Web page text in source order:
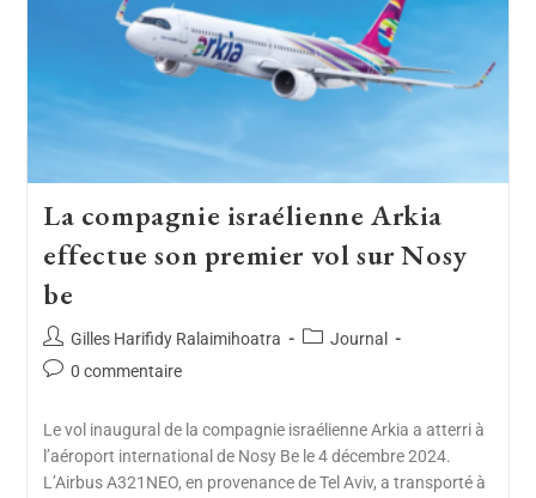
La compagnie israélienne Arkia
effectue son premier vol sur Nosy
be
Gilles Harifidy Ralaimihoatra
Journal
0 commentaire
Le vol inaugural de la compagnie israélienne Arkia a atterri à
l’aéroport international de Nosy Be le 4 décembre 2024.
L’Airbus A321NEO, en provenance de Tel Aviv, a transporté à